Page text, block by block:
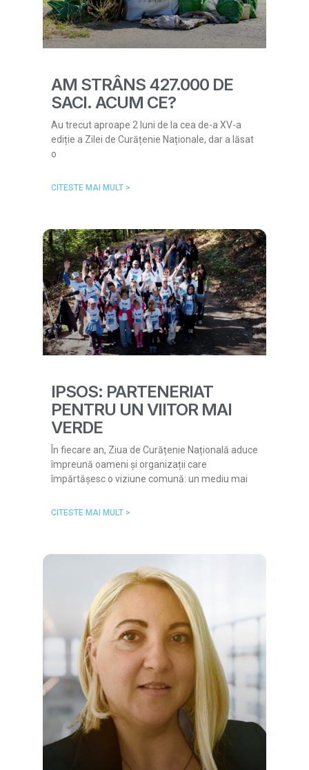
AM STRÂNS 427.000 DE
SACI. ACUM CE?
Au trecut aproape 2 luni de la cea de-a XV-a
ediție a Zilei de Curățenie Naționale, dar a lăsat
o
CITESTE MAI MULT >
IPSOS: PARTENERIAT
PENTRU UN VIITOR MAI
VERDE
În fiecare an, Ziua de Curățenie Națională aduce
împreună oameni și organizații care
împărtășesc o viziune comună: un mediu mai
CITESTE MAI MULT >